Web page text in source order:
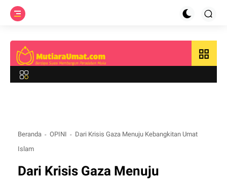
grid_view
Beranda OPINI
Dari Krisis Gaza Menuju Kebangkitan Umat
Islam
Dari Krisis Gaza Menuju